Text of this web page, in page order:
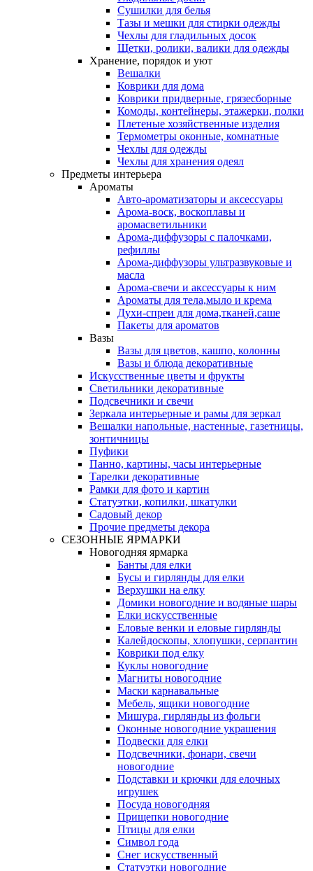
Сушилки для белья
Тазы и мешки для стирки одежды
Чехлы для гладильных досок
Щетки, ролики, валики для одежды
Хранение, порядок и уют
Вешалки
Коврики для дома
Коврики придверные, грязесборные
Комоды, контейнеры, этажерки, полки
Плетеные хозяйственные изделия
Термометры оконные, комнатные
Чехлы для одежды
Чехлы для хранения одеял
Предметы интерьера
Ароматы
Авто-ароматизаторы и аксессуары
Арома-воск, воскоплавы и
аромасветильники
Арома-диффузоры с палочками,
рефиллы
Арома-диффузоры ультразвуковые и
масла
Арома-свечи и аксессуары к ним
Ароматы для тела,мыло и крема
Духи-спреи для дома,тканей,саше
Пакеты для ароматов
Вазы
Вазы для цветов, кашпо, колонны
Вазы и блюда декоративные
Искусственные цветы и фрукты
Светильники декоративные
Подсвечники и свечи
Зеркала интерьерные и рамы для зеркал
Вешалки напольные, настенные, газетницы,
зонтичницы
Пуфики
Панно, картины, часы интерьерные
Тарелки декоративные
Рамки для фото и картин
Статуэтки, копилки, шкатулки
Садовый декор
Прочие предметы декора
СЕЗОННЫЕ ЯРМАРКИ
Новогодняя ярмарка
Банты для елки
Бусы и гирлянды для елки
Верхушки на елку
Домики новогодние и водяные шары
Елки искусственные
Еловые венки и еловые гирлянды
Калейдоскопы, хлопушки, серпантин
Коврики под елку
Куклы новогодние
Магниты новогодние
Маски карнавальные
Мебель, ящики новогодние
Мишура, гирлянды из фольги
Оконные новогодние украшения
Подвески для елки
Подсвечники, фонари, свечи
новогодние
Подставки и крючки для елочных
игрушек
Посуда новогодняя
Прищепки новогодние
Птицы для елки
Символ года
Снег искусственный
Статуэтки новогодние